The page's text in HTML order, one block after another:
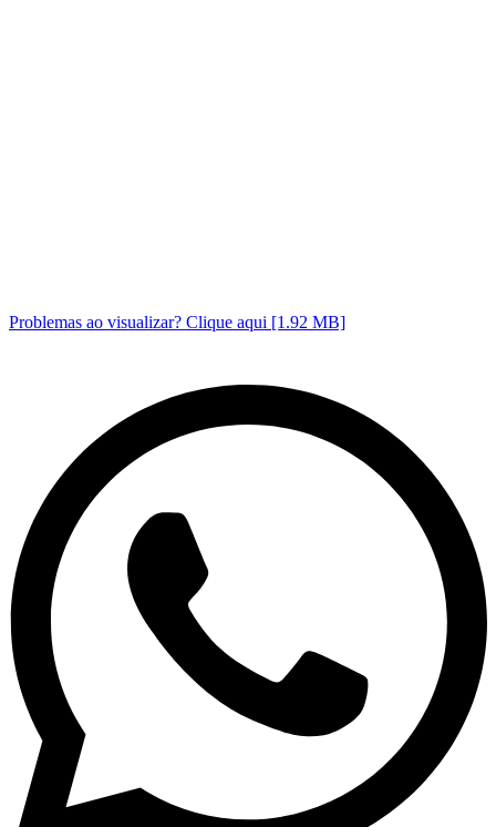
Problemas ao visualizar? Clique aqui [1.92 MB]